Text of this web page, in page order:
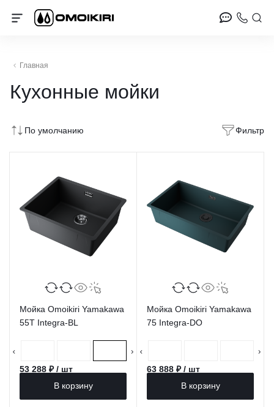
Главная
Кухонные мойки
По умолчанию Фильтр
Мойка Omoikiri Yamakawa
55Т Integra-BL
53 288 ₽ / шт
В корзину
Мойка Omoikiri Yamakawa
75 Integra-DO
63 888 ₽ / шт
В корзину